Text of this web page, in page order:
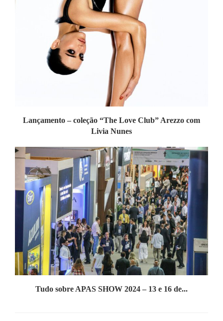
Lançamento – coleção “The Love Club” Arezzo com
Livia Nunes
Tudo sobre APAS SHOW 2024 – 13 e 16 de...